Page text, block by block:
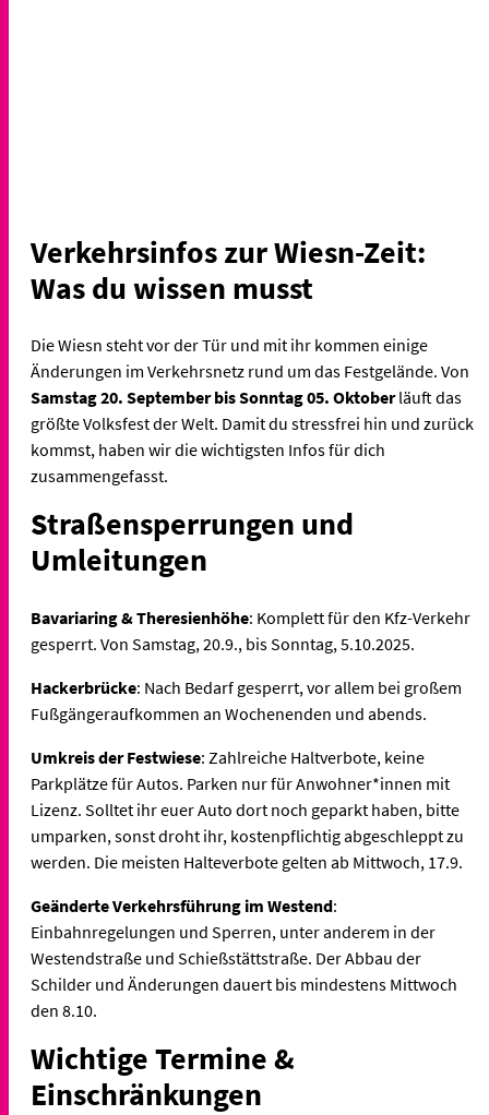
Verkehrsinfos zur Wiesn-Zeit:
Was du wissen musst
Die Wiesn steht vor der Tür und mit ihr kommen einige
Änderungen im Verkehrsnetz rund um das Festgelände. Von
Samstag 20. September bis Sonntag 05. Oktoberläuft das
größte Volksfest der Welt. Damit du stressfrei hin und zurück
kommst, haben wir die wichtigsten Infos für dich
zusammengefasst.
Straßensperrungen und
Umleitungen
Bavariaring & Theresienhöhe: Komplett für den Kfz-Verkehr
gesperrt. Von Samstag, 20.9., bis Sonntag, 5.10.2025.
Hackerbrücke: Nach Bedarf gesperrt, vor allem bei großem
Fußgängeraufkommen an Wochenenden und abends.
Umkreis der Festwiese: Zahlreiche Haltverbote, keine
Parkplätze für Autos. Parken nur für Anwohner*innen mit
Lizenz. Solltet ihr euer Auto dort noch geparkt haben, bitte
umparken, sonst droht ihr, kostenpflichtig abgeschleppt zu
werden. Die meisten Halteverbote gelten ab Mittwoch, 17.9.
Geänderte Verkehrsführung im Westend:
Einbahnregelungen und Sperren, unter anderem in der
Westendstraße und Schießstättstraße. Der Abbau der
Schilder und Änderungen dauert bis mindestens Mittwoch
den 8.10.
Wichtige Termine &
Einschränkungen